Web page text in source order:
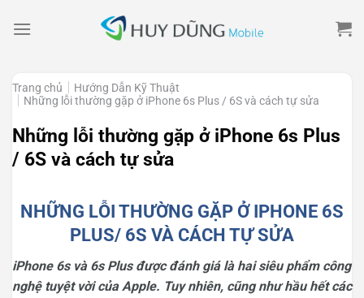
Trang chủ
Hướng Dẫn Kỹ Thuật
Những lỗi thường gặp ở iPhone 6s Plus / 6S và cách tự sửa
Những lỗi thường gặp ở iPhone 6s Plus
/ 6S và cách tự sửa
NHỮNG LỖI THƯỜNG GẶP Ở IPHONE 6S
PLUS/ 6S VÀ CÁCH TỰ SỬA
iPhone 6s và 6s Plus được đánh giá là hai siêu phẩm công
nghệ tuyệt vời của Apple. Tuy nhiên, cũng như hầu hết các